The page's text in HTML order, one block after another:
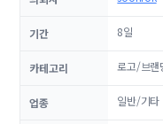
기간 8일
카테고리 로고/브랜
업종 일반/기타